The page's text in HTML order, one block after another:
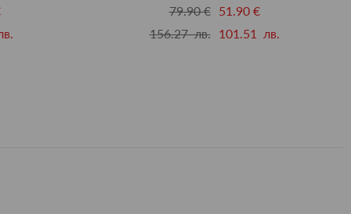
79.90 €
51.90 €
156.27 лв.
101.51 лв.